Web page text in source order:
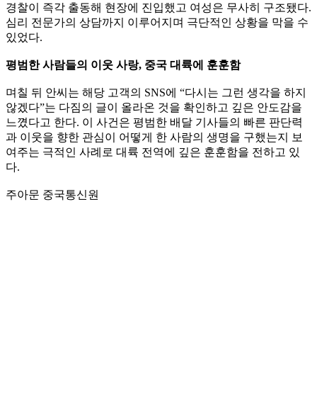
경찰이 즉각 출동해 현장에 진입했고 여성은 무사히 구조됐다.
심리 전문가의 상담까지 이루어지며 극단적인 상황을 막을 수
있었다.
평범한 사람들의 이웃 사랑, 중국 대륙에 훈훈함
며칠 뒤 안씨는 해당 고객의 SNS에 “다시는 그런 생각을 하지
않겠다”는 다짐의 글이 올라온 것을 확인하고 깊은 안도감을
느꼈다고 한다. 이 사건은 평범한 배달 기사들의 빠른 판단력
과 이웃을 향한 관심이 어떻게 한 사람의 생명을 구했는지 보
여주는 극적인 사례로 대륙 전역에 깊은 훈훈함을 전하고 있
다.
주아문 중국통신원